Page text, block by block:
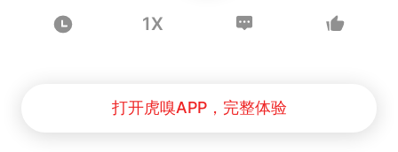
1X
打开虎嗅APP，完整体验